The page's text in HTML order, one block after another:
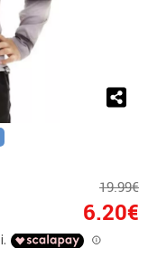
19.99€
6.20€